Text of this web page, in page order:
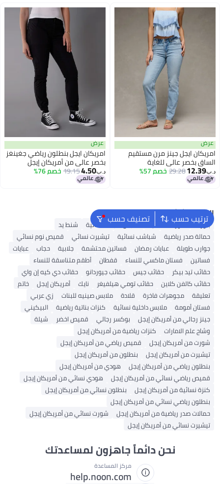
عرض
امريكان ايجل جينز مرن مستقيم
الساق بخصر عالي للغاية
د.ب‏12.39
29.28خصم 57%
عرض
امريكان ايجل بنطلون رياضي جغينغز
بخصر عالي من أمريكان إيجل
د.ب‏4.50
19.15خصم 76%
ترتيب حسب تصنيف حسب البحث الشائع
بلوزات شورتات نسائية ملابس سباحة نسائية
شنط يد
حمالة صدر رياضية
شباشب نسائية تيشيرت نسائي
قميص نوم نسائي
جوارب طويلة
عبايات رمضان فساتين محتشمة جلابية حجاب
عبايات
فساتين
فستان ماكسي للنساء قفطان
أطقم متناسقة للنساء
حقائب تيد بيكر
حقائب جيس حقائب جيوردانو
حقائب دي كيه إن واي
حقائب كالفن كلاين
حقائب تومي هيلفيغر نايك أمريكان إيجل
خاتم
تعليقة
مجوهرات فاخرة قلادة ملابس صينيه للبنات
زي عربي
فستان أمومة
ملابس داخلية نسائية كنزات بناتية رياضية
البيكيني
جينز رجالي من أمريكان إيجل
بوكسر رجالي قميص اخضر
شيلة
وشاح علم الامارات
كنزات رياضية من أمريكان إيجل
شورت من أمريكان إيجل
قميص رياضي من أمريكان إيجل
تيشيرت من أمريكان إيجل
بنطلون من أمريكان إيجل
بنطلون رياضي من أمريكان إيجل
هودي من أمريكان إيجل
قميص رياضي نسائي من أمريكان إيجل
هودي نسائي من أمريكان إيجل
كنزة نسائية من أمريكان إيجل
بنطلون نسائي من أمريكان إيجل
بنطلون رياضي نسائي من أمريكان إيجل
حمالات صدر رياضية من أمريكان إيجل
شورت نسائي من أمريكان إيجل
تيشيرت نسائي من أمريكان إيجل
نحن دائماً جاهزون لمساعدتك
مركز المساعدة
help.noon.com